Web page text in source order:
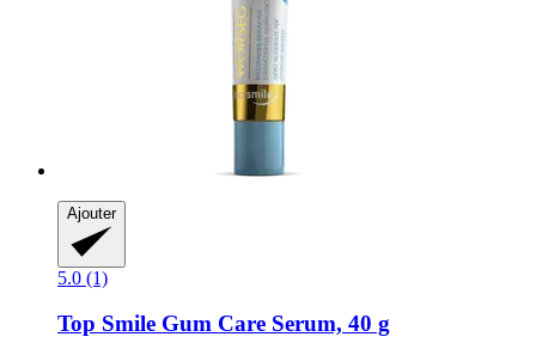
Ajouter
5.0 (1)
Top Smile Gum Care Serum, 40 g